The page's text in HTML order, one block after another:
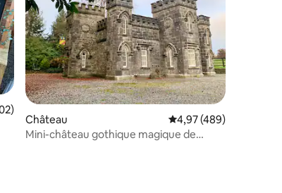
moyenne sur la base de 102 commentaires : 4,94 sur 5
Château Évaluation moyenne
4,97 (489)
Mini-château gothique magique de